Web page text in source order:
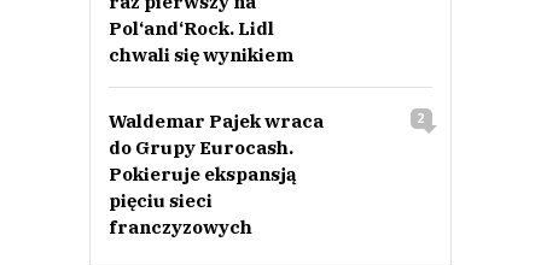
Pol‘and‘Rock. Lidl
chwali się wynikiem
Waldemar Pajek wraca
do Grupy Eurocash.
Pokieruje ekspansją
pięciu sieci
franczyzowych
2